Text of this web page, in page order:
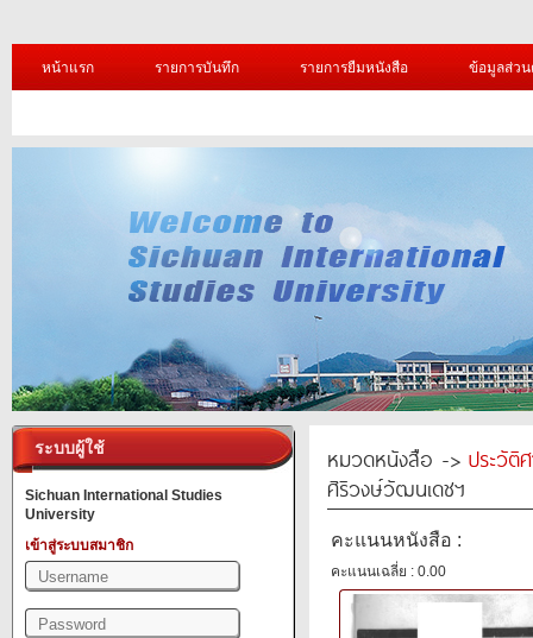
หน้าแรก รายการบันทึก รายการยืมหนังสือ ข้อมูลส่ว
ระบบผู้ใช้
Sichuan International Studies
University
เข้าสู่ระบบสมาชิก
หมวดหนังสือ -> ประวัติ
ศิริวงษ์วัฒนเดชฯ
คะแนนหนังสือ :
คะแนนเฉลี่ย : 0.00